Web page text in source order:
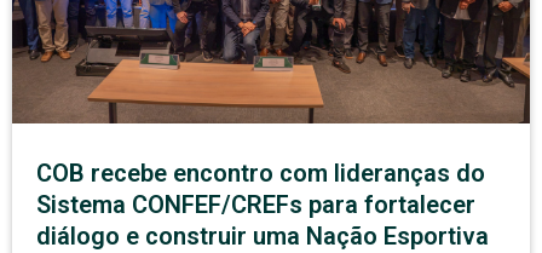
COB recebe encontro com lideranças do
Sistema CONFEF/CREFs para fortalecer
diálogo e construir uma Nação Esportiva